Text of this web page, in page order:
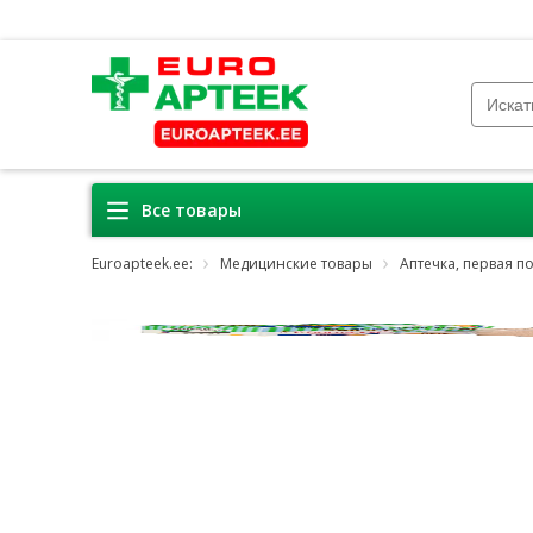
Все товары
Euroapteek.ee: Медицинские товары Аптечка, первая